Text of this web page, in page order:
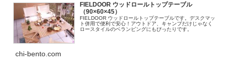
FIELDOOR ウッドロールトップテーブル
（90×60×45）
FIELDOOR ウッドロールトップテーブルです。デスクマッ
ト併用で便利で安心！アウトドア、キャンプだけじゃなく
ロースタイルのベランピングにもぴったりです。
chi-bento.com